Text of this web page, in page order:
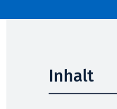
Inhalt